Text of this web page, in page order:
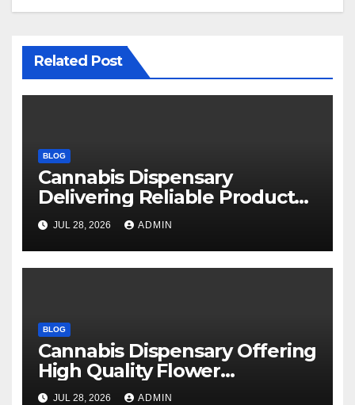
Related Post
BLOG
Cannabis Dispensary
Delivering Reliable Products
Every Time
JUL 28, 2026 ADMIN
BLOG
Cannabis Dispensary Offering
High Quality Flower
Selections
JUL 28, 2026 ADMIN